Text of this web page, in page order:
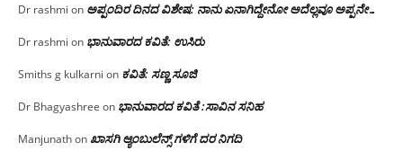
Dr rashmi on ಅಪ್ಪಂದಿರ ದಿನದ ವಿಶೇಷ: ನಾನು ಏನಾಗಿದ್ದೇನೋ‌ ಅದೆಲ್ಲವೂ ಅಪ್ಪನೇ…
Dr rashmi on ಭಾನುವಾರದ ಕವಿತೆ: ಉಸಿರು
Smiths g kulkarni on ಕವಿತೆ: ಸಣ್ಣ ಸೂಜಿ
Dr Bhagyashree on ಭಾನುವಾರದ ಕವಿತೆ :ಸಾವಿನ ಸನಿಹ
Manjunathonಖಾಸಗಿ ಆ್ಯಂಬುಲೆನ್ಸ್ ಗಳಿಗೆ ದರ ನಿಗದಿ